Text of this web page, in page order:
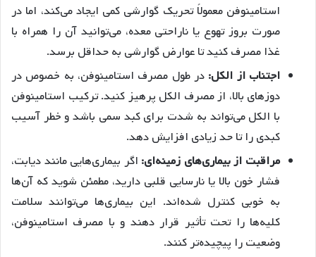
استامینوفن معمولاً تحریک گوارشی کمی ایجاد می‌کند، اما در
صورت بروز تهوع یا ناراحتی معده، می‌توانید آن را همراه با
غذا مصرف کنید تا عوارض گوارشی به حداقل برسد.
اجتناب از الکل: در طول مصرف استامینوفن، به خصوص در
دوزهای بالا، از مصرف الکل پرهیز کنید. ترکیب استامینوفن
با الکل می‌تواند به شدت برای کبد سمی باشد و خطر آسیب
کبدی را تا حد زیادی افزایش دهد.
مراقبت از بیماری‌های زمینه‌ای: اگر بیماری‌هایی مانند دیابت،
فشار خون بالا یا نارسایی قلبی دارید، مطمئن شوید که آن‌ها
به خوبی کنترل شده‌اند. این بیماری‌ها می‌توانند سلامت
کلیه‌ها را تحت تأثیر قرار دهند و با مصرف استامینوفن،
وضعیت را پیچیده‌تر کنند.